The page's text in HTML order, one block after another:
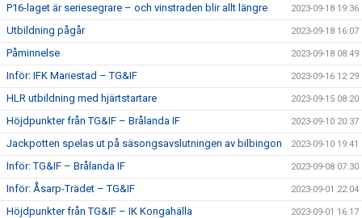
P16-laget är seriesegrare – och vinstraden blir allt längre 2023-09-18 19:36
Utbildning pågår 2023-09-18 16:07
Påminnelse 2023-09-18 08:49
Inför: IFK Mariestad – TG&IF 2023-09-16 12:29
HLR utbildning med hjärtstartare 2023-09-15 08:20
Höjdpunkter från TG&IF – Brålanda IF 2023-09-10 20:37
Jackpotten spelas ut på säsongsavslutningen av bilbingon 2023-09-10 19:41
Inför: TG&IF – Brålanda IF 2023-09-08 07:30
Inför: Åsarp-Trädet – TG&IF 2023-09-01 22:04
Höjdpunkter från TG&IF – IK Kongahälla 2023-09-01 16:17